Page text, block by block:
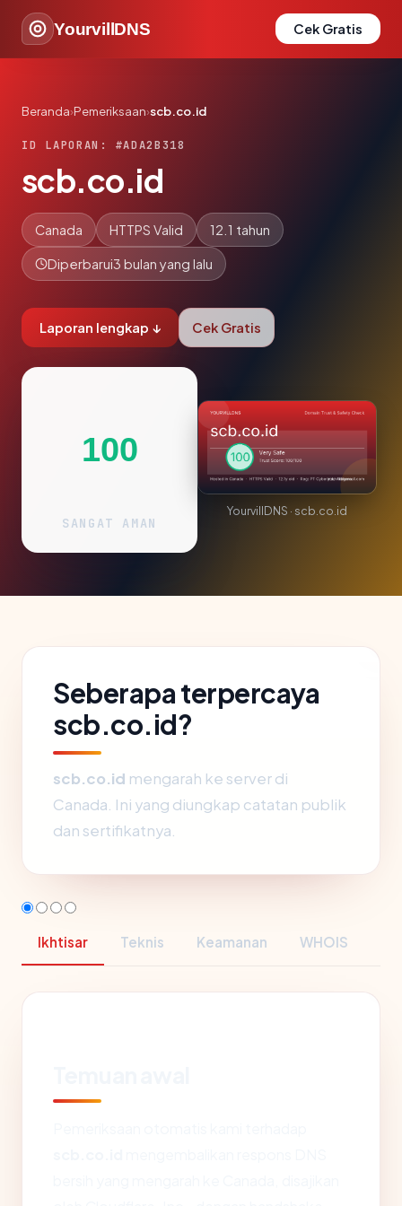
YourvillDNS Cek Gratis
Beranda›Pemeriksaan›scb.co.id
ID LAPORAN: #ADA2B318
scb.co.id
Canada HTTPS Valid 12.1 tahun
Diperbarui3 bulan yang lalu
Laporan lengkap ↓ Cek Gratis
100
SANGAT AMAN
YourvillDNS · scb.co.id
Seberapa terpercaya
scb.co.id?
scb.co.id mengarah ke server di
Canada. Ini yang diungkap catatan publik
dan sertifikatnya.
Ikhtisar Teknis Keamanan WHOIS